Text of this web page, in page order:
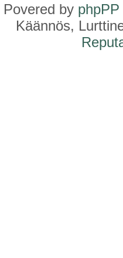
Povered by phpPP
Käännös,